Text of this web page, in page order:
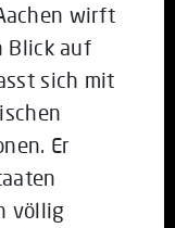
wirft
Blick auf
sich mit
Er
völlig